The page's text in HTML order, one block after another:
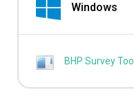
Windows
BHP Survey Tool